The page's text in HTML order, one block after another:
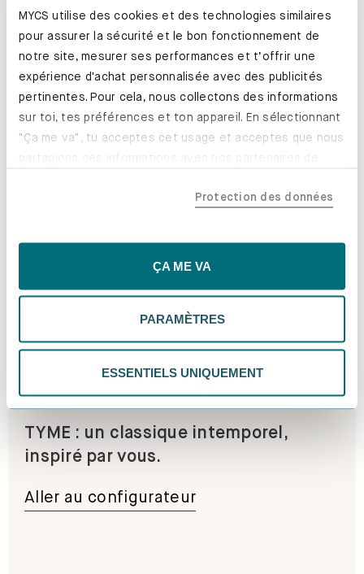
MYCS utilise des cookies et des technologies similaires
pour assurer la sécurité et le bon fonctionnement de
notre site, mesurer ses performances et t’offrir une
expérience d'achat personnalisée avec des publicités
pertinentes. Pour cela, nous collectons des informations
sur toi, tes préférences et ton appareil. En sélectionnant
"Ça me va", tu acceptes cet usage et acceptes que nous
tes données pourraient être traitées en dehors de l'UE,
essentiels, ce qui pourrait limiter les contenus
tes préférences. Tu peux modifier tes choix à tout
moment. Pour plus d'informations, consulte notre
politique de confidentialité.
Protection des données
ÇA ME VA
PARAMÈTRES
ESSENTIELS UNIQUEMENT
TYME : un classique intemporel,
inspiré par vous.
Aller au configurateur